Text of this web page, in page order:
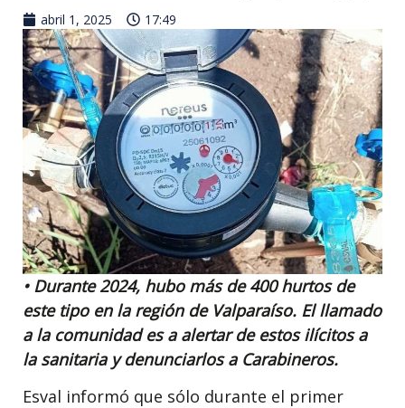
abril 1, 2025 17:49
• Durante 2024, hubo más de 400 hurtos de
este tipo en la región de Valparaíso. El llamado
a la comunidad es a alertar de estos ilícitos a
la sanitaria y denunciarlos a Carabineros.
Esval informó que sólo durante el primer